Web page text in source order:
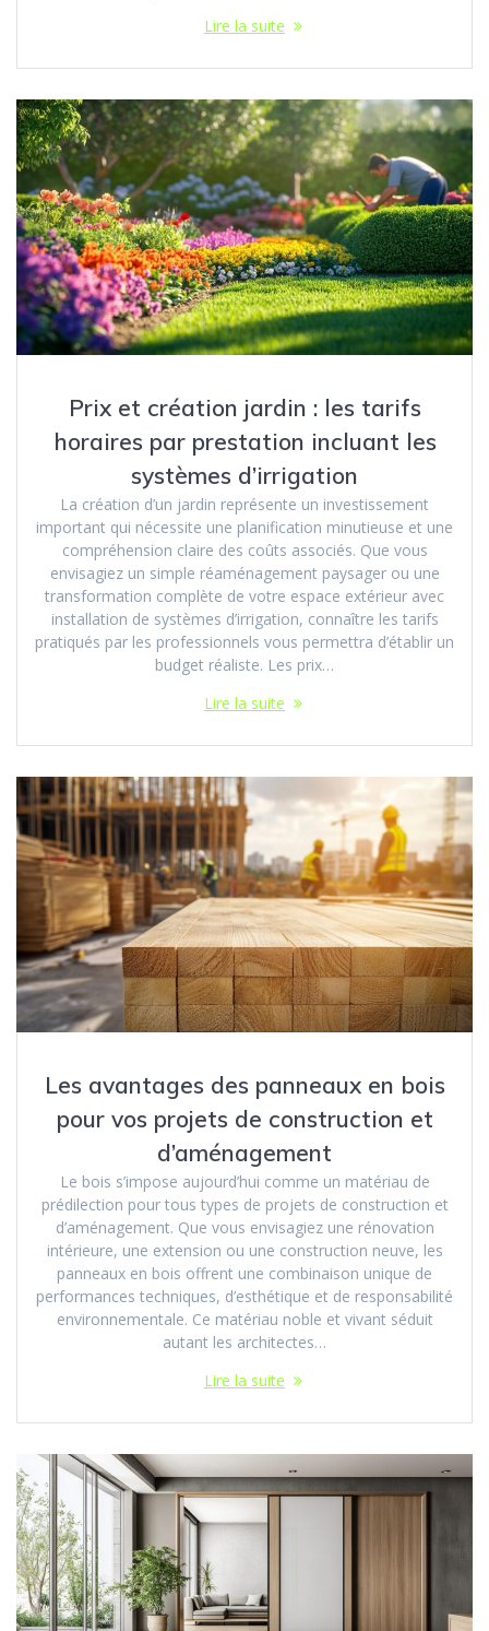
Lire la suite
Prix et création jardin : les tarifs
horaires par prestation incluant les
systèmes d’irrigation
La création d’un jardin représente un investissement
important qui nécessite une planification minutieuse et une
compréhension claire des coûts associés. Que vous
envisagiez un simple réaménagement paysager ou une
transformation complète de votre espace extérieur avec
installation de systèmes d’irrigation, connaître les tarifs
pratiqués par les professionnels vous permettra d’établir un
budget réaliste. Les prix…
Lire la suite
Les avantages des panneaux en bois
pour vos projets de construction et
d’aménagement
Le bois s’impose aujourd’hui comme un matériau de
prédilection pour tous types de projets de construction et
d’aménagement. Que vous envisagiez une rénovation
intérieure, une extension ou une construction neuve, les
panneaux en bois offrent une combinaison unique de
performances techniques, d’esthétique et de responsabilité
environnementale. Ce matériau noble et vivant séduit
autant les architectes…
Lire la suite